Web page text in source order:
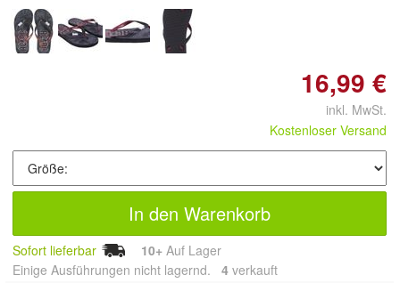
16,99 €
inkl. MwSt.
Kostenloser Versand
In den Warenkorb
Sofort lieferbar 10+ Auf Lager
Einige Ausführungen nicht lagernd. 4 verkauft